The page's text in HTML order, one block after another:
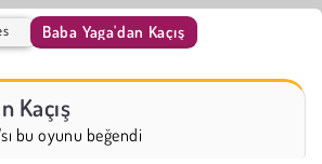
Baba Yaga'dan Kaçış
Kaçış
bu oyunu beğendi